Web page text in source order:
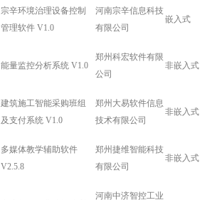
宗辛环境治理设备控制
管理软件 V1.0
河南宗辛信息科技
有限公司
嵌入式
能量监控分析系统 V1.0
郑州科宏软件有限
公司
非嵌入式
建筑施工智能采购班组
及支付系统 V1.0
郑州大易软件信息
技术有限公司
非嵌入式
多媒体教学辅助软件
V2.5.8
郑州捷维智能科技
有限公司
非嵌入式
河南中济智控工业